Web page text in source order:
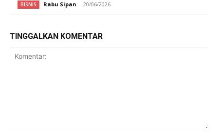
BISNIS Rabu Sipan - 20/06/2026
TINGGALKAN KOMENTAR